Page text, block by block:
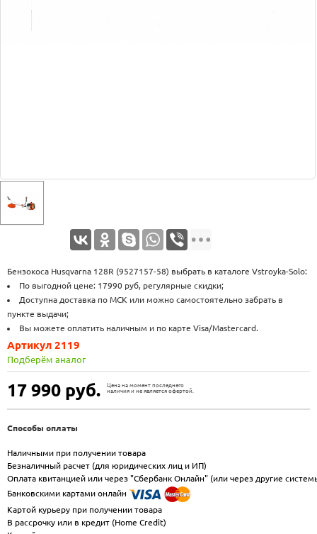
Бензокоса Husqvarna 128R (9527157-58) выбрать в каталоге Vstroyka-Solo:
По выгодной цене: 17990 руб, регулярные скидки;
Доступна доставка по МСК или можно самостоятельно забрать в
пункте выдачи;
Вы можете оплатить наличным и по карте Visa/Mastercard.
17 990 руб.
Цена на момент последнего
наличия и не является офертой.
Артикул 2119
Подберём аналог
Способы оплаты
Наличными при получении товара
Безналичный расчет (для юридических лиц и ИП)
Оплата квитанцией или через "Сбербанк Онлайн" (или через другие
Банковскими картами онлайн
Картой курьеру при получении товара
В рассрочку или в кредит (Home Credit)